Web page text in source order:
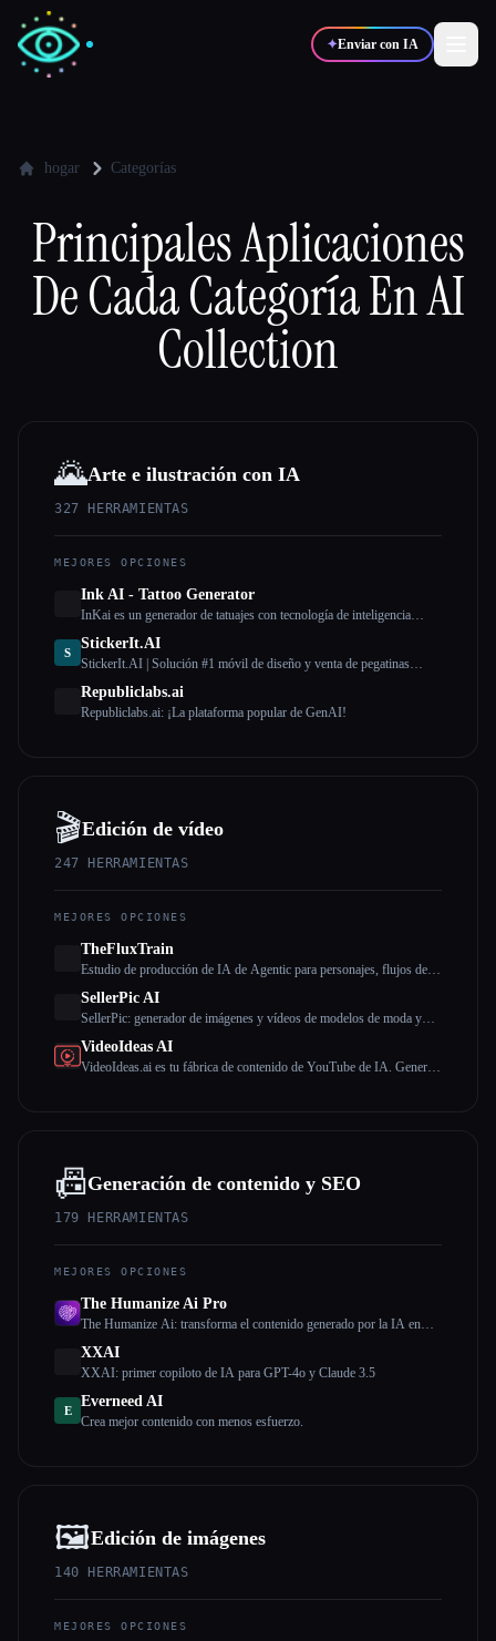
✦Enviar con IA
✍️ Escritores
💻Desarrolladores 📈 Marketers
🎓Estudiantes 🎬Creadores
Comparar herramientas
Todas las categorías
Acerca de
hogar Categorías
Principales Aplicaciones
De Cada Categoría En AI
Collection
🌄Arte e ilustración con IA
327 HERRAMIENTAS
MEJORES OPCIONES
Ink AI - Tattoo Generator
InKai es un generador de tatuajes con tecnología de inteligencia
los comentarios de los usuarios.
S
StickerIt.AI
StickerIt.AI | Solución #1 móvil de diseño y venta de pegatinas
Republiclabs.ai
Republiclabs.ai: ¡La plataforma popular de GenAI!
🎬Edición de vídeo
247 HERRAMIENTAS
MEJORES OPCIONES
TheFluxTrain
Estudio de producción de IA de Agentic para personajes, flujos de
SellerPic AI
SellerPic: generador de imágenes y vídeos de modelos de moda y
VideoIdeas AI
VideoIdeas.ai es tu fábrica de contenido de YouTube de IA. Genera
📠Generación de contenido y SEO
179 HERRAMIENTAS
MEJORES OPCIONES
The Humanize Ai Pro
The Humanize Ai: transforma el contenido generado por la IA en
XXAI
XXAI: primer copiloto de IA para GPT-4o y Claude 3.5
E
Everneed AI
Crea mejor contenido con menos esfuerzo.
🖼️Edición de imágenes
140 HERRAMIENTAS
MEJORES OPCIONES